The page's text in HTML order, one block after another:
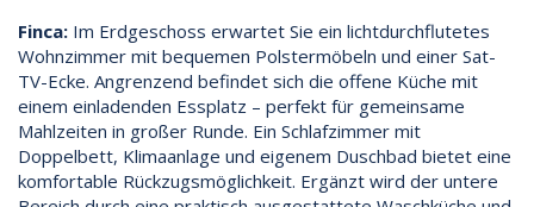
Finca: Im Erdgeschoss erwartet Sie ein lichtdurchflutetes
Wohnzimmer mit bequemen Polstermöbeln und einer Sat-
TV-Ecke. Angrenzend befindet sich die offene Küche mit
einem einladenden Essplatz – perfekt für gemeinsame
Mahlzeiten in großer Runde. Ein Schlafzimmer mit
Doppelbett, Klimaanlage und eigenem Duschbad bietet eine
komfortable Rückzugsmöglichkeit. Ergänzt wird der untere